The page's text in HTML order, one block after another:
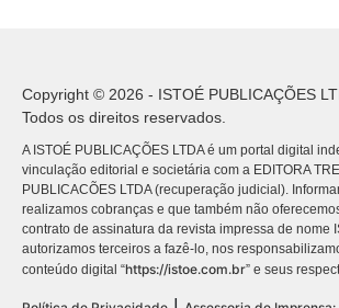
Copyright © 2026 - ISTOÉ PUBLICAÇÕES
Todos os direitos reservados.
A ISTOÉ PUBLICAÇÕES LTDA é um portal digital
vinculação editorial e societária com a EDITORA
PUBLICACÕES LTDA (recuperação judicial).
realizamos cobranças e que também não
contrato de assinatura da revista impressa de nome
autorizamos terceiros a fazê-lo, nos
conteúdo digital “https://istoe.com.br” e seus